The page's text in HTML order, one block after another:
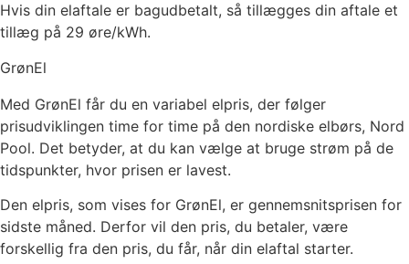
Hvis din elaftale er bagudbetalt, så tillægges din aftale et
tillæg på 29 øre/kWh.
GrønEl
Med GrønEl får du en variabel elpris, der følger
prisudviklingen time for time på den nordiske elbørs, Nord
Pool. Det betyder, at du kan vælge at bruge strøm på de
tidspunkter, hvor prisen er lavest.
Den elpris, som vises for GrønEl, er gennemsnitsprisen for
sidste måned. Derfor vil den pris, du betaler, være
forskellig fra den pris, du får, når din elaftal starter.